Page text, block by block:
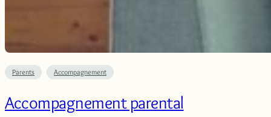
Parents Accompagnement
Accompagnement parental